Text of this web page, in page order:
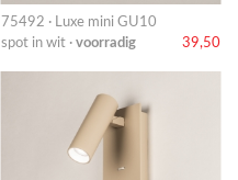
75492 · Luxe mini GU10
spot in wit · voorradig 39,50